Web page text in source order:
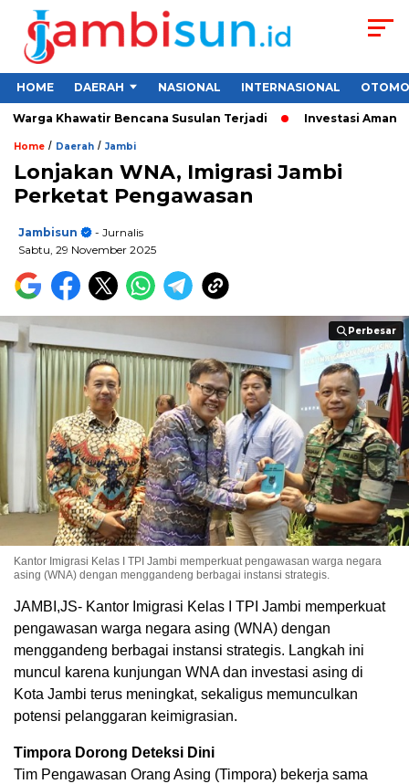
HOME DAERAH NASIONAL INTERNASIONAL
Khawatir Bencana Susulan Terjadi Investasi Aman
Home / Daerah / Jambi
Lonjakan WNA, Imigrasi Jambi
Perketat Pengawasan
Jambisun
- Jurnalis
Sabtu, 29 November 2025
Perbesar
Perbesar
Kantor Imigrasi Kelas I TPI Jambi memperkuat pengawasan warga negara
asing (WNA) dengan menggandeng berbagai instansi strategis.
JAMBI,JS- Kantor Imigrasi Kelas I TPI Jambi memperkuat
pengawasan warga negara asing (WNA) dengan
menggandeng berbagai instansi strategis. Langkah ini
muncul karena kunjungan WNA dan investasi asing di
Kota Jambi terus meningkat, sekaligus memunculkan
potensi pelanggaran keimigrasian.
Timpora Dorong Deteksi Dini
Tim Pengawasan Orang Asing (Timpora) bekerja sama